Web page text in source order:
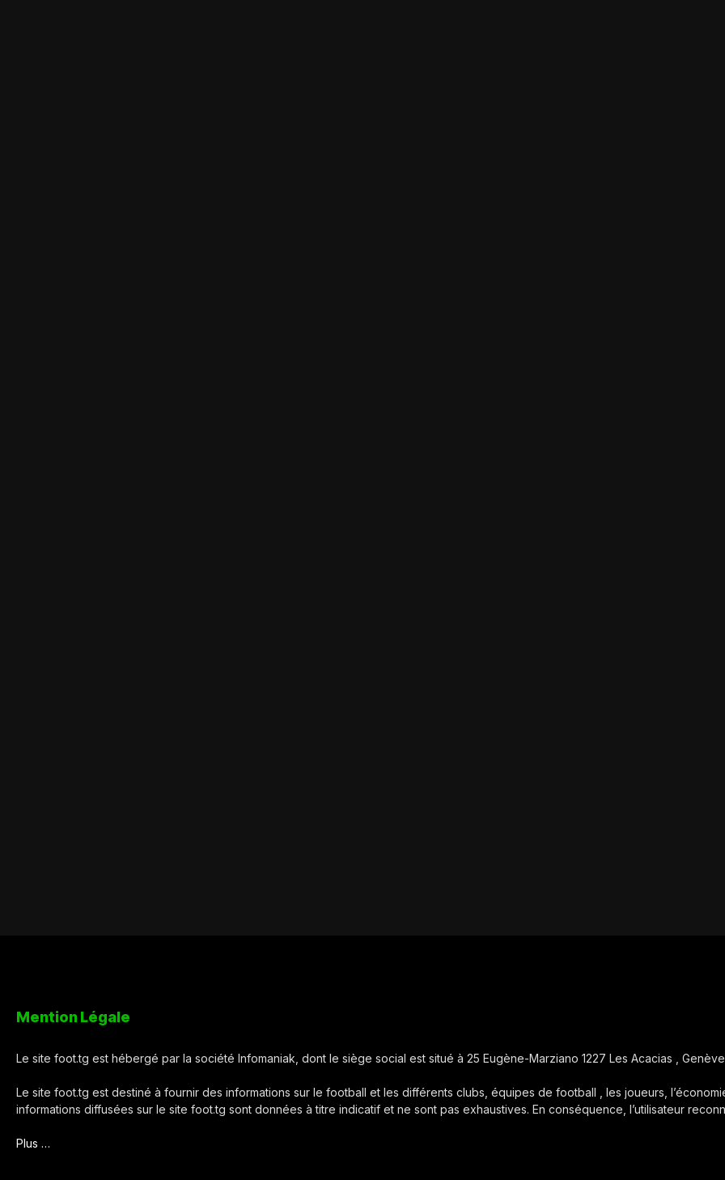
Mention Légale
Le site foot.tg est hébergé par la société Infomaniak, dont le siège social est situé à 25 Eugène-Marziano 1227 Les Acacias ,
Le site foot.tg est destiné à fournir des informations sur le football et les différents clubs, équipes de football , les joueurs,
informations diffusées sur le site foot.tg sont données à titre indicatif et ne sont pas exhaustives. En conséquence, l’utilisateur
Plus …